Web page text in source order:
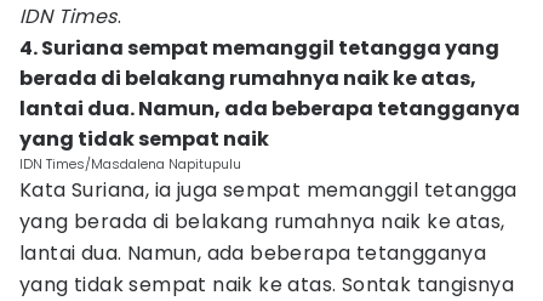
IDN Times.
4. Suriana sempat memanggil tetangga yang
berada di belakang rumahnya naik ke atas,
lantai dua. Namun, ada beberapa tetangganya
yang tidak sempat naik
IDN Times/Masdalena Napitupulu
Kata Suriana, ia juga sempat memanggil tetangga
yang berada di belakang rumahnya naik ke atas,
lantai dua. Namun, ada beberapa tetangganya
yang tidak sempat naik ke atas. Sontak tangisnya